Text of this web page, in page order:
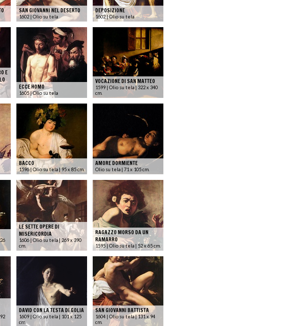
SAN GIOVANNI NEL DESERTO
1602 | Olio su tela
DEPOSIZIONE
1602 | Olio su tela
E
ECCE HOMO
1605 | Olio su tela
VOCAZIONE DI SAN MATTEO
1599 | Olio su tela | 322 x 340
cm.
BACCO
1596 | Olio su tela | 95 x 85 cm.
AMORE DORMIENTE
Olio su tela | 71 x 105 cm.
LE SETTE OPERE DI
MISERICORDIA
1606 | Olio su tela | 269 x 390
cm.
RAGAZZO MORSO DA UN
RAMARRO
1595 | Olio su tela | 52 x 65 cm.
DAVID CON LA TESTA DI GOLIA
1609 | Olio su tela | 101 x 125
cm.
SAN GIOVANNI BATTISTA
1604 | Olio su tela | 131 x 94
cm.